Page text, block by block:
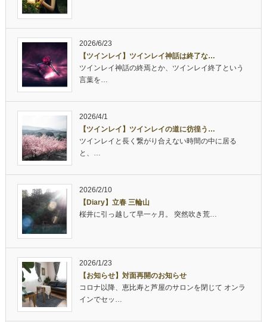
2026/6/23
【ツインレイ】ツインレイ神話は終了な…
ツインレイ神話の終焉とか、ツインレイ終了という
言葉を…
2026/4/1
【ツインレイ】ツインレイの道に彷徨う…
ツインレイと長く繋がり合えない時間の中に居る
と、…
2026/2/10
【Diary】立春 三輪山
桜井に引っ越して早一ヶ月。 突然吹き荒…
2026/1/23
【お知らせ】対面再開のお知らせ
コロナ以降、恵比寿と芦屋のサロンを閉じて オンラ
インでセッ…